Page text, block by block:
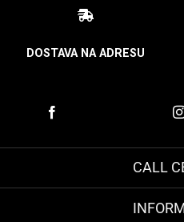
DOSTAVA NA ADRESU
CALL